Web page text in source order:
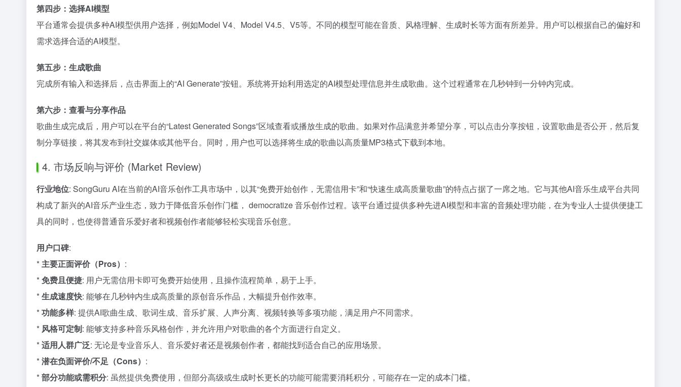
第四步：选择AI模型
平台通常会提供多种AI模型供用户选择，例如Model V4、Model V4.5、V5等。不同的模型可能在音质、风格理解、生成时长等方面有所差异。用户可以根据自己的偏好和
需求选择合适的AI模型。
第五步：生成歌曲
完成所有输入和选择后，点击界面上的“AI Generate”按钮。系统将开始利用选定的AI模型处理信息并生成歌曲。这个过程通常在几秒钟到一分钟内完成。
第六步：查看与分享作品
歌曲生成完成后，用户可以在平台的“Latest Generated Songs”区域查看或播放生成的歌曲。如果对作品满意并希望分享，可以点击分享按钮，设置歌曲是否公开，然后复
制分享链接，将其发布到社交媒体或其他平台。同时，用户也可以选择将生成的歌曲以高质量MP3格式下载到本地。
4. 市场反响与评价 (Market Review)
行业地位: SongGuru AI在当前的AI音乐创作工具市场中，以其“免费开始创作，无需信用卡”和“快速生成高质量歌曲”的特点占据了一席之地。它与其他AI音乐生成平台共同
构成了新兴的AI音乐产业生态，致力于降低音乐创作门槛， democratize 音乐创作过程。该平台通过提供多种先进AI模型和丰富的音频处理功能，在为专业人士提供便捷工
具的同时，也使得普通音乐爱好者和视频创作者能够轻松实现音乐创意。
用户口碑:
*主要正面评价（Pros） :
*免费且便捷: 用户无需信用卡即可免费开始使用，且操作流程简单，易于上手。
*生成速度快: 能够在几秒钟内生成高质量的原创音乐作品，大幅提升创作效率。
*功能多样: 提供AI歌曲生成、歌词生成、音乐扩展、人声分离、视频转换等多项功能，满足用户不同需求。
* 风格可定制: 能够支持多种音乐风格创作，并允许用户对歌曲的各个方面进行自定义。
*适用人群广泛: 无论是专业音乐人、音乐爱好者还是视频创作者，都能找到适合自己的应用场景。
*潜在负面评价/不足（Cons） :
*部分功能或需积分: 虽然提供免费使用，但部分高级或生成时长更长的功能可能需要消耗积分，可能存在一定的成本门槛。